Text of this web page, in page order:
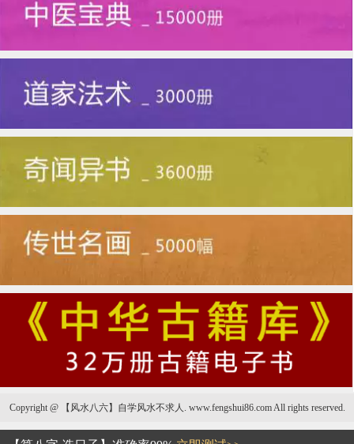
Copyright @ 【风水八六】自学风水不求人. www.fengshui86.com All rights reserved.
“眼”观女人情感运